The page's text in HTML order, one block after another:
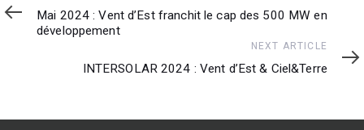
Mai 2024 : Vent d’Est franchit le cap des 500 MW en
développement
NEXT ARTICLE
INTERSOLAR 2024 : Vent d’Est & Ciel&Terre